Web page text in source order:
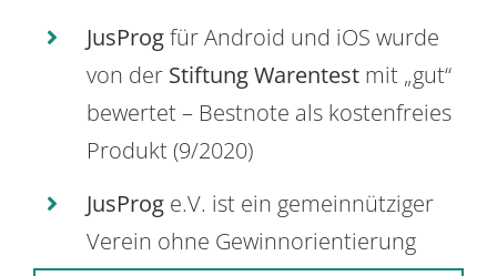
JusProgfür Android und iOS wurde
von der Stiftung Warentest mit „gut“
bewertet – Bestnote als kostenfreies
Produkt (9/2020)
JusProg e.V. ist ein gemeinnütziger
Verein ohne Gewinnorientierung